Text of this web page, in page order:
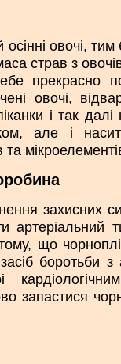
овочі,
страв з
прекрасно
овочі,
і так
але і
та
захисних
артеріальний
що
боротьби з
запастися